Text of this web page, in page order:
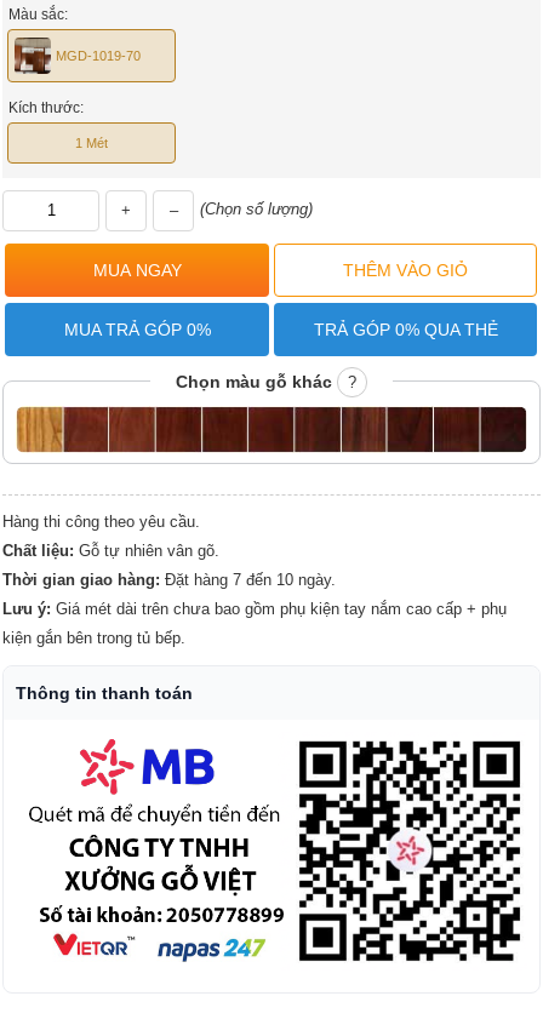
Màu sắc:
MGD-1019-70
Kích thước:
1 Mét
+ – (Chọn số lượng)
MUA TRẢ GÓP 0% TRẢ GÓP 0% QUA THẺ
Chọn màu gỗ khác ?
Hàng thi công theo yêu cầu.
Chất liệu: Gỗ tự nhiên vân gõ.
Thời gian giao hàng: Đặt hàng 7 đến 10 ngày.
Lưu ý: Giá mét dài trên chưa bao gồm phụ kiện tay nắm cao cấp + phụ
kiện gắn bên trong tủ bếp.
Thông tin thanh toán